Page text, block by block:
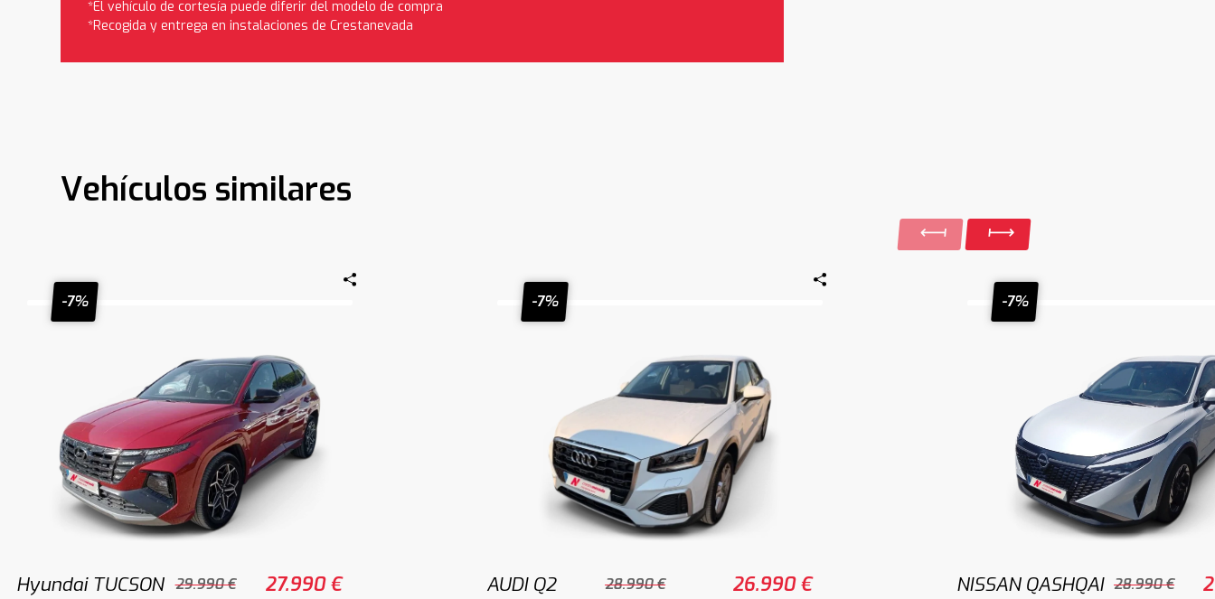
*El vehículo de cortesía puede diferir del modelo de compra
*Recogida y entrega en instalaciones de Crestanevada
Vehículos similares
-7%
Hyundai TUCSON 29.990 € 27.990 €
-7%
AUDI Q2 28.990 € 26.990 €
-7%
NISSAN QASHQAI 28.990 €